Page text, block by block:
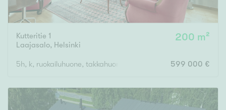
Kutteritie 1
Laajasalo, Helsinki
200 m²
5h, k, ruokailuhuone, takkahuone, kph, sauna, 2x wc, khh
599 000 €